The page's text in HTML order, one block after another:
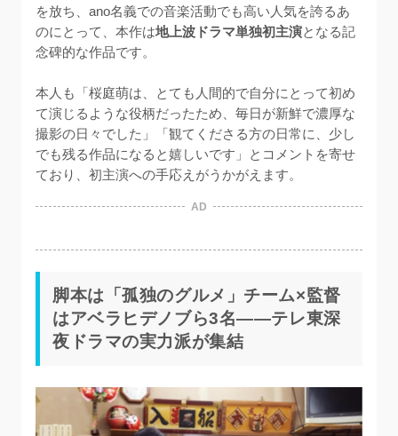
を放ち、ano名義での音楽活動でも高い人気を誇るあ
のにとって、本作は地上波ドラマ単独初主演となる記
念碑的な作品です。
本人も「桜庭萌は、とても人間的で自分にとって初め
て演じるような役柄だったため、毎日が新鮮で濃厚な
撮影の日々でした」「観てくださる方の日常に、少し
でも残る作品になると嬉しいです」とコメントを寄せ
ており、初主演への手応えがうかがえます。
AD
脚本は「孤独のグルメ」チーム×監督
はアベラヒデノブら3名——テレ東深
夜ドラマの実力派が集結